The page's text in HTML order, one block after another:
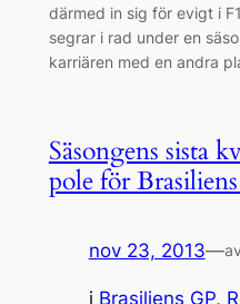
därmed in sig för evigt i
segrar i rad under en
karriären med en andra
Säsongens sista
pole för
nov 23, 2013—av
i Brasiliens GP,